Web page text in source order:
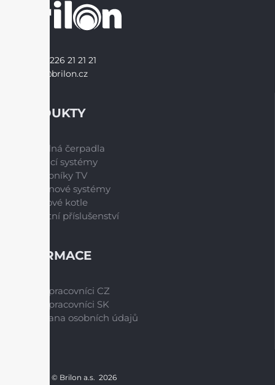
INFORMACE
Naši pracovníci CZ
Naši pracovníci SK
Ochrana osobních údajů
PRODUKTY
Tepelná čerpadla
Větrací systémy
Zásobníky TV
Spalinové systémy
Plynové kotle
Ostatní příslušenství
+420 226 21 21 21
info@brilon.cz
Copyright © Brilon a.s. 2026